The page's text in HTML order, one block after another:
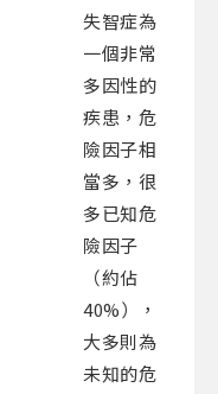
失智症為
一個非常
多因性的
疾患，危
險因子相
當多，很
多已知危
險因子
（約佔
40%），
大多則為
未知的危